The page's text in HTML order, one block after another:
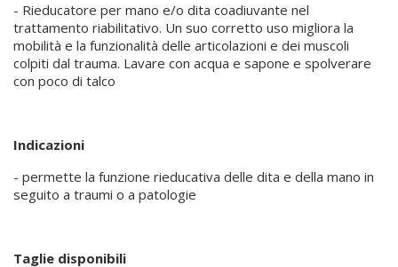
- Rieducatore per mano e/o dita coadiuvante nel
trattamento riabilitativo. Un suo corretto uso migliora la
mobilità e la funzionalità delle articolazioni e dei muscoli
colpiti dal trauma. Lavare con acqua e sapone e spolverare
con poco di talco
Indicazioni
- permette la funzione rieducativa delle dita e della mano in
seguito a traumi o a patologie
Taglie disponibili